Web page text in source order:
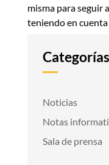
misma para seguir
teniendo en
Categorías
Noticias
Notas
Sala de prensa